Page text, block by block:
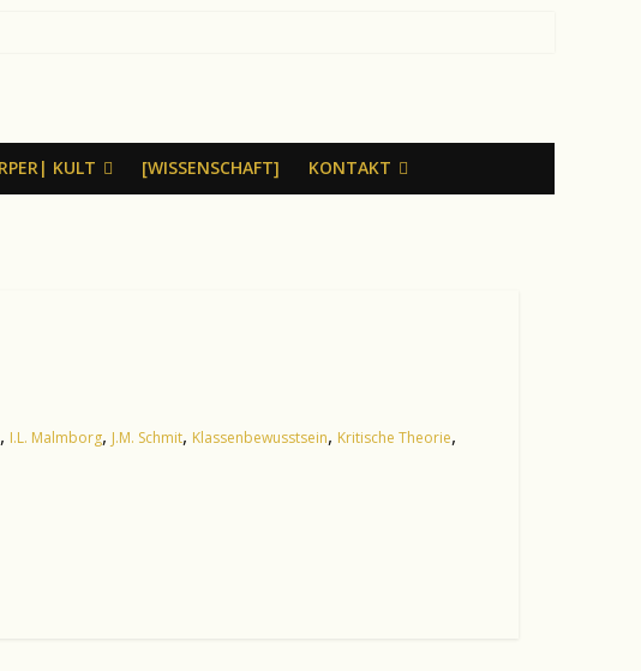
KULT [WISSENSCHAFT] KONTAKT
, I.L. Malmborg, J.M. Schmit, Klassenbewusstsein, Kritische Theorie,